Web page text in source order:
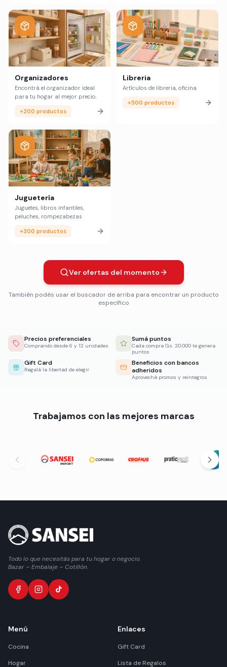
Organizadores
Encontrá el organizador ideal
para tu hogar al mejor precio.
+200 productos
Libreria
Artículos de libreria, oficina
+500 productos
Juguetería
Juguetes, libros infantiles,
peluches, rompezabezas
+300 productos
Ver ofertas del momento
También podés usar el buscador de arriba para encontrar un producto
específico
Precios preferenciales
Comprando desde 6 y 12 unidades
Sumá puntos
Cada compra Gs. 20.000 te genera
puntos
Gift Card
Regalá la libertad de elegir
Beneficios con bancos
adheridos
Aprovechá promos y reintegros
Trabajamos con las mejores marcas
Todo lo que necesitás para tu hogar o negocio.
Bazar – Embalaje – Cotillón.
Menú
Cocina
Hogar
Enlaces
Gift Card
Lista de Regalos